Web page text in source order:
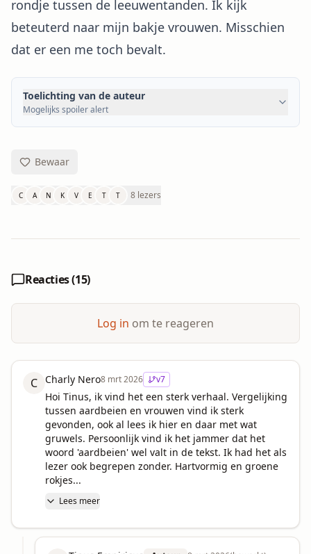
rondje tussen de leeuwentanden. Ik kijk
beteuterd naar mijn bakje vrouwen. Misschien
dat er een me toch bevalt.
Toelichting van de auteur
Mogelijks spoiler alert
Bewaar
C A N K V E T T 8 lezers
Reacties (15)
Log in om te reageren
C Charly Nero8 mrt 2026 v7
Hoi Tinus, ik vind het een sterk verhaal. Vergelijking
tussen aardbeien en vrouwen vind ik sterk
gevonden, ook al lees ik hier en daar met wat
gruwels. Persoonlijk vind ik het jammer dat het
woord 'aardbeien' wel valt in de tekst. Ik had het als
lezer ook begrepen zonder. Hartvormig en groene
rokjes...
Lees meer